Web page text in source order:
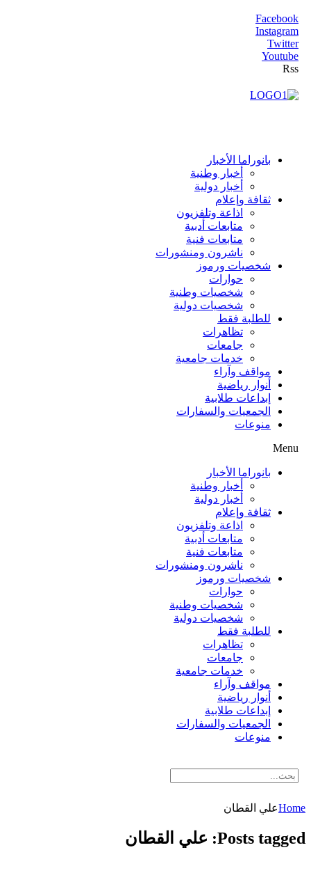
Facebook
Instagram
Twitter
Youtube
Rss
بانوراما الأخبار
أخبار وطنية
أخبار دولية
ثقافة وإعلام
اذاعة وتلفزيون
متابعات أدبية
متابعات فنية
ناشرون ومنشورات
شخصيات ورموز
حوارات
شخصيات وطنية
شخصيات دولية
للطلبة فقط
تظاهرات
جامعات
خدمات جامعية
مواقف وآراء
أنوار رياضية
إبداعات طلابية
الجمعيات والسفارات
منوعات
Menu
بانوراما الأخبار
أخبار وطنية
أخبار دولية
ثقافة وإعلام
اذاعة وتلفزيون
متابعات أدبية
متابعات فنية
ناشرون ومنشورات
شخصيات ورموز
حوارات
شخصيات وطنية
شخصيات دولية
للطلبة فقط
تظاهرات
جامعات
خدمات جامعية
مواقف وآراء
أنوار رياضية
إبداعات طلابية
الجمعيات والسفارات
منوعات
Homeعلي القطان
Posts tagged: علي القطان